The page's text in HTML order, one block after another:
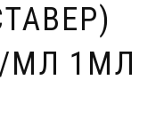
МЛ 1МЛ